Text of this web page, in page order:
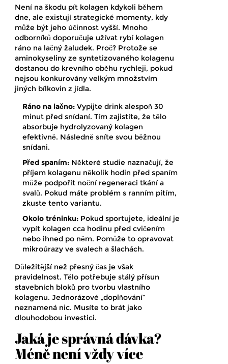
Není na škodu pít kolagen kdykoli během
dne, ale existují strategické momenty, kdy
může být jeho účinnost vyšší. Mnoho
odborníků doporučuje užívat rybí kolagen
ráno na lačný žaludek. Proč? Protože se
aminokyseliny ze syntetizovaného kolagenu
dostanou do krevního oběhu rychleji, pokud
nejsou konkurovány velkým množstvím
jiných bílkovin z jídla.
Ráno na lačno: Vypijte drink alespoň 30
minut před snídaní. Tím zajistíte, že tělo
absorbuje hydrolyzovaný kolagen
efektivně. Následně sníte svou běžnou
snídani.
Před spaním: Některé studie naznačují, že
příjem kolagenu několik hodin před spaním
může podpořit noční regeneraci tkání a
svalů. Pokud máte problém s ranním pitím,
zkuste tento variantu.
Okolo tréninku: Pokud sportujete, ideální je
vypít kolagen cca hodinu před cvičením
nebo ihned po něm. Pomůže to opravovat
mikroúrazy ve svalech a šlachách.
Důležitější než přesný čas je však
pravidelnost. Tělo potřebuje stálý přísun
stavebních bloků pro tvorbu vlastního
kolagenu. Jednorázové „doplňování“
neznamená nic. Musíte to brát jako
dlouhodobou investici.
Jaká je správná dávka?
Méně není vždy více